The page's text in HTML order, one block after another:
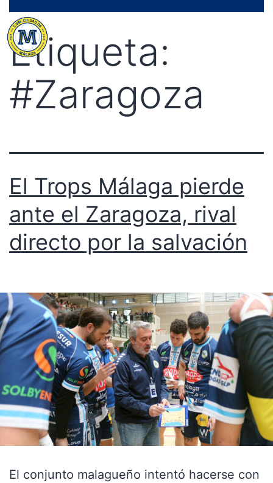
contenido
Etiqueta:
#Zaragoza
El Trops Málaga pierde
ante el Zaragoza, rival
directo por la salvación
El conjunto malagueño intentó hacerse con